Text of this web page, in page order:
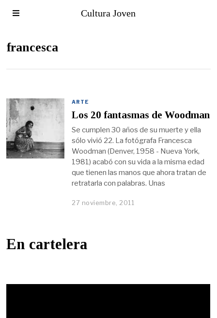
Cultura Joven
francesca
ARTE
Los 20 fantasmas de Woodman
Se cumplen 30 años de su muerte y ella
sólo vivió 22. La fotógrafa Francesca
Woodman (Denver, 1958 - Nueva York,
1981) acabó con su vida a la misma edad
que tienen las manos que ahora tratan de
retratarla con palabras. Unas
27 noviembre, 2011
En cartelera